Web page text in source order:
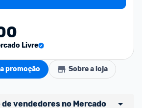
Livre
promoção Sobre a loja
vendedores no Mercado